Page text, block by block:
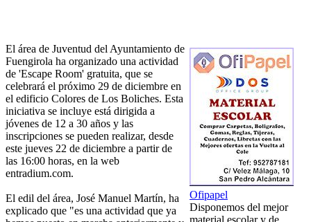
Ofipapel
Disponemos del mejor
El área de Juventud del Ayuntamiento de
Fuengirola ha organizado una actividad
de 'Escape Room' gratuita, que se
celebrará el próximo 29 de diciembre en
el edificio Colores de Los Boliches. Esta
iniciativa se incluye está dirigida a
jóvenes de 12 a 30 años y las
inscripciones se pueden realizar, desde
este jueves 22 de diciembre a partir de
las 16:00 horas, en la web
entradium.com.
El edil del área, José Manuel Martín, ha
explicado que "es una actividad que ya